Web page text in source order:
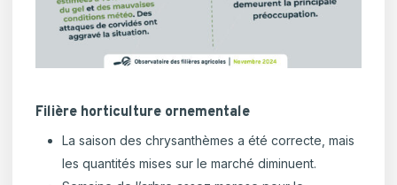
Filière horticulture ornementale
La saison des chrysanthèmes a été correcte, mais
les quantités mises sur le marché diminuent.